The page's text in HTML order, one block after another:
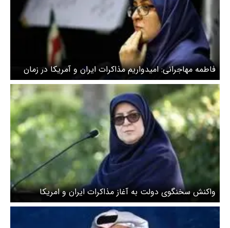
فاطمه مهاجرانی: امیدواریم مذاکرات ایران و آمریکا در زمان
مناسب به نتیجه برسد
واکنش سخنگوی دولت به آغاز مذاکرات ایران و امریکا